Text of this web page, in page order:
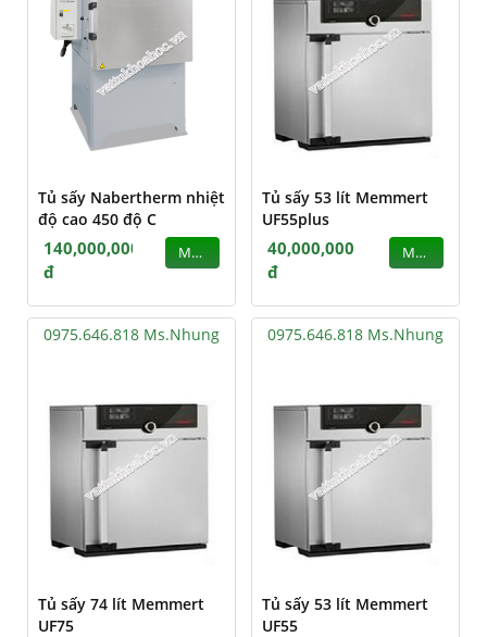
Tủ sấy Nabertherm nhiệt
độ cao 450 độ C
140,000,000
đ
MUA
Tủ sấy 53 lít Memmert
UF55plus
40,000,000
đ
MUA
0975.646.818 Ms.Nhung
Tủ sấy 74 lít Memmert
UF75
0975.646.818 Ms.Nhung
Tủ sấy 53 lít Memmert
UF55